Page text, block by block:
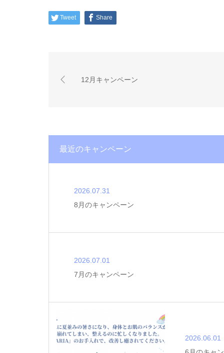
Tweet Share
12月キャンペーン
最近のキャンペーン
2026.07.31
8月のキャンペーン
2026.07.01
7月のキャンペーン
2026.06.01